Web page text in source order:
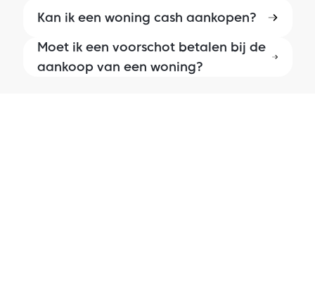
Kan ik een woning cash aankopen?
Moet ik een voorschot betalen bij de
aankoop van een woning?